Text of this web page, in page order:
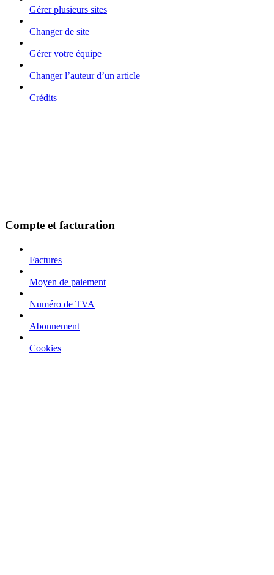
Gérer plusieurs sites
Changer de site
Gérer votre équipe
Changer l’auteur d’un article
Crédits
Compte et facturation
Factures
Moyen de paiement
Numéro de TVA
Abonnement
Cookies